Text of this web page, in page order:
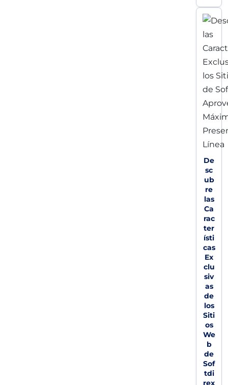
De
sc
ub
re
las
Ca
rac
ter
ísti
cas
Ex
clu
siv
as
de
los
Siti
os
We
b
de
Sof
tdi
rex